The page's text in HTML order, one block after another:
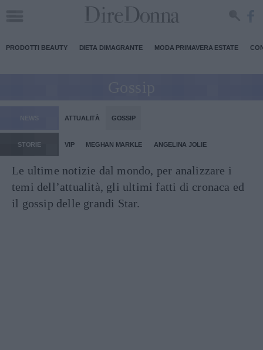
PRODOTTI BEAUTY DIETA DIMAGRANTE MODA PRIMAVERA ESTATE
ATTUALITÀ GOSSIP
STORIE VIP MEGHAN MARKLE ANGELINA JOLIE
Le ultime notizie dal mondo, per analizzare i
temi dell’attualità, gli ultimi fatti di cronaca ed
il gossip delle grandi Star.